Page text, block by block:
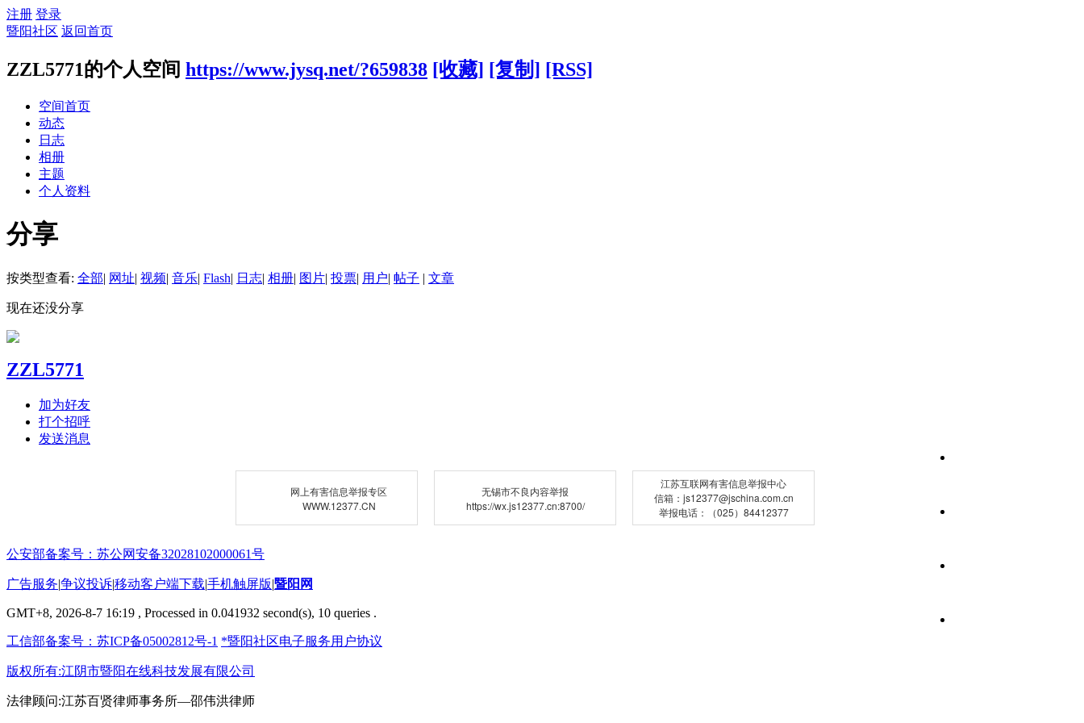
注册 登录
暨阳社区 返回首页
ZZL5771的个人空间 https://www.jysq.net/?659838 [收藏] [复制] [RSS]
空间首页
动态
日志
相册
主题
个人资料
分享
按类型查看: 全部| 网址| 视频| 音乐| Flash| 日志| 相册| 图片| 投票| 用户| 帖子 | 文章
现在还没分享
ZZL5771
加为好友
打个招呼
发送消息
网上有害信息举报专区
WWW.12377.CN
无锡市不良内容举报
https://wx.js12377.cn:8700/
江苏互联网有害信息举报中心
信箱：js12377@jschina.com.cn
举报电话：（025）84412377
公安部备案号：苏公网安备32028102000061号
广告服务|争议投诉|移动客户端下载|手机触屏版|暨阳网
GMT+8, 2026-8-7 16:19 , Processed in 0.041932 second(s), 10 queries .
工信部备案号：苏ICP备05002812号-1 *暨阳社区电子服务用户协议
版权所有:江阴市暨阳在线科技发展有限公司
法律顾问:江苏百贤律师事务所—邵伟洪律师